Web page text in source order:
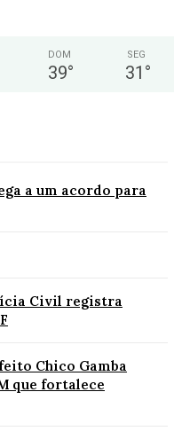
DOM
39°
SEG
31 °
a um acordo para
Civil registra
Chico Gamba
que fortalece